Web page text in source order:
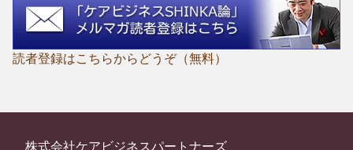
読者登録はこちらからどうぞ（無料）
株式会社ケアビジネスパートナーズ